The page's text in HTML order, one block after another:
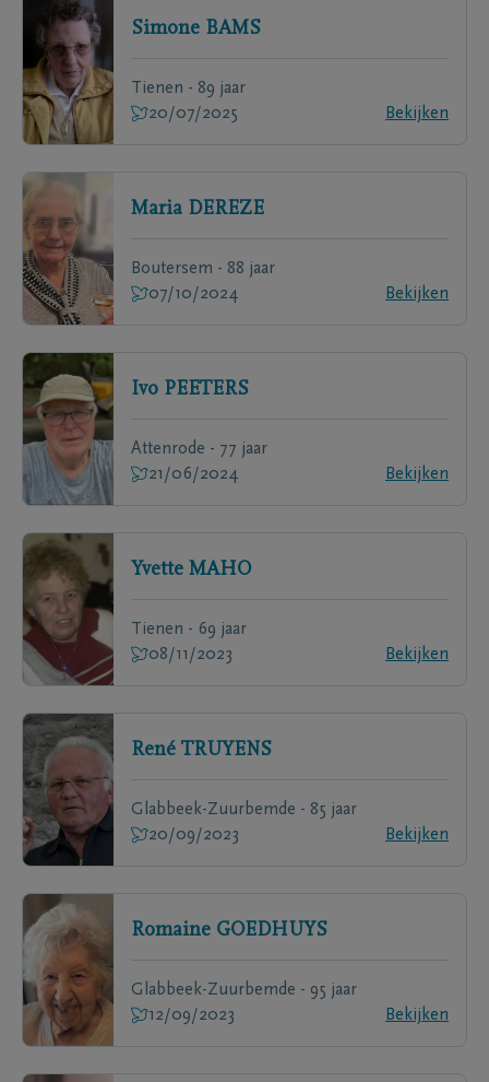
Simone BAMS
Tienen - 89 jaar
20/07/2025
Bekijken
Maria DEREZE
Boutersem - 88 jaar
07/10/2024
Bekijken
Ivo PEETERS
Attenrode - 77 jaar
21/06/2024
Bekijken
Yvette MAHO
Tienen - 69 jaar
08/11/2023
Bekijken
René TRUYENS
Glabbeek-Zuurbemde - 85 jaar
20/09/2023
Bekijken
Romaine GOEDHUYS
Glabbeek-Zuurbemde - 95 jaar
12/09/2023
Bekijken